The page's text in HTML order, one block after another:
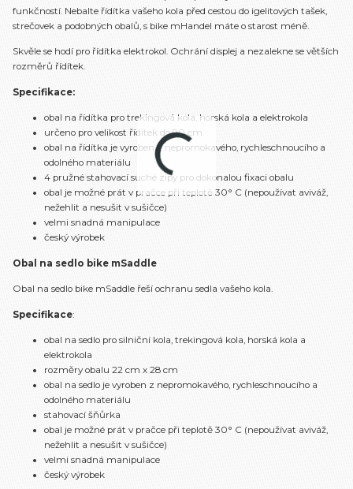
funkčností. Nebalte řídítka vašeho kola před cestou do igelitových tašek,
strečovek a podobných obalů, s bike mHandel máte o starost méně.
Skvěle se hodí pro řídítka elektrokol. Ochrání displej a nezalekne se větších
rozměrů řídítek.
Specifikace:
obal na řídítka pro trekingová kola, horská kola a elektrokola
určeno pro velikost řídítek do 90 cm
obal na řídítka je vyroben z nepromokavého, rychleschnoucího a
odolného materiálu
4 pružné stahovací suché zipy pro dokonalou fixaci obalu
obal je možné prát v pračce při teplotě 30° C (nepoužívat aviváž,
nežehlit a nesušit v sušičce)
velmi snadná manipulace
český výrobek
Obal na sedlo bike mSaddle
Obal na sedlo bike mSaddle řeší ochranu sedla vašeho kola.
Specifikace:
obal na sedlo pro silniční kola, trekingová kola, horská kola a
elektrokola
rozměry obalu 22 cm x 28 cm
obal na sedlo je vyroben z nepromokavého, rychleschnoucího a
odolného materiálu
stahovací šňůrka
obal je možné prát v pračce při teplotě 30° C (nepoužívat aviváž,
nežehlit a nesušit v sušičce)
velmi snadná manipulace
český výrobek